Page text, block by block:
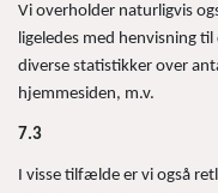
Vi overholder naturligvis
ligeledes med henvisning
diverse statistikker over
hjemmesiden, m.v.
7.3
I visse tilfælde er vi også